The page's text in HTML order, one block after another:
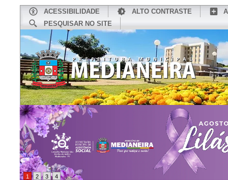
ACESSIBILIDADE ALTO CONTRASTE
PESQUISAR NO SITE
CONHEÇA MEDIANEIRA
1 2 3 4